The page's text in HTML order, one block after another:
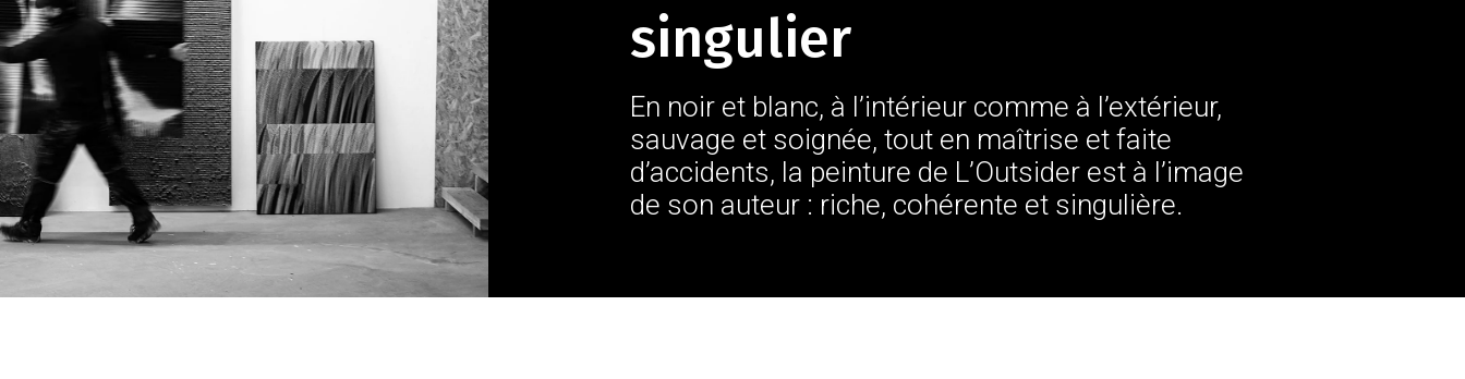
singulier
En noir et blanc, à l’intérieur comme à l’extérieur,
sauvage et soignée, tout en maîtrise et faite
d’accidents, la peinture de L’Outsider est à l’image
de son auteur : riche, cohérente et singulière.